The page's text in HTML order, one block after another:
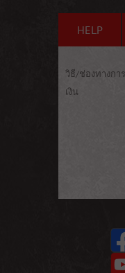
HELP
วิธี/ช่องทางกา
เงิน